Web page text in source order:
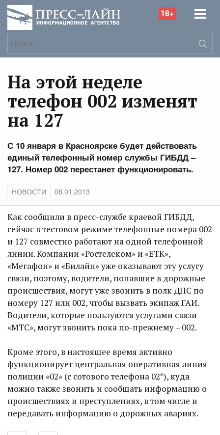
18+
На этой неделе
телефон 002 изменят
на 127
С 10 января в Красноярске будет действовать
единый телефонный номер службы ГИБДД –
127. Номер 002 перестанет функционировать.
НОВОСТИ 08.01.2013
Как сообщили в пресс-службе краевой ГИБДД,
сейчас в тестовом режиме телефонные номера 002
и 127 совместно работают на одной телефонной
линии. Компании «Ростелеком» и «ЕТК»,
«Мегафон» и «Билайн» уже оказывают эту услугу
связи, поэтому, водители, попавшие в дорожные
происшествия, могут уже звонить в полк ДПС по
номеру 127 или 002, чтобы вызвать экипаж ГАИ.
Водители, которые пользуются услугами связи
«МТС», могут звонить пока по-прежнему – 002.
Кроме этого, в настоящее время активно
функционирует центральная оперативная линия
полиции «02» (с сотового телефона 02*), куда
можно также звонить и сообщать информацию о
происшествиях и преступлениях, в том числе и
передавать информацию о дорожных авариях.